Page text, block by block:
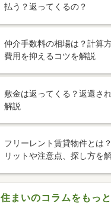
払う？返ってくるの？
仲介手数料の相場は？計算
費用を抑えるコツを解説
敷金は返ってくる？返還さ
解説
フリーレント賃貸物件とは
リットや注意点、探し方を
住まいのコラムをもっ